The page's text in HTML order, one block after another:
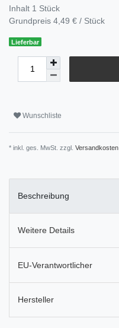
Inhalt 1 Stück
Grundpreis 4,49 € / Stück
Lieferbar
Wunschliste
* inkl. ges. MwSt. zzgl. Versandkosten
Beschreibung
Weitere Details
EU-Verantwortlicher
Hersteller